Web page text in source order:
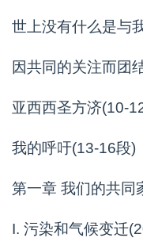
世上没有什么是与
因共同的关注而团
亚西西圣方济(10-
我的呼吁(13-16段)
第一章 我们的共同
I. 污染和气候变迁